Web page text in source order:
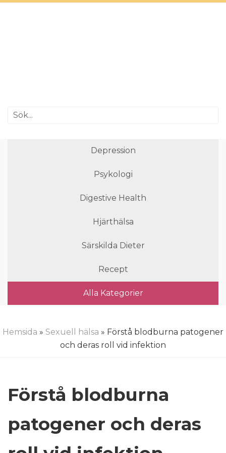
Depression
Psykologi
Digestive Health
Hjärthälsa
Särskilda Dieter
Recept
Alla Kategorier
Hemsida » Sexuell hälsa » Förstå blodburna patogener
och deras roll vid infektion
Förstå blodburna
patogener och deras